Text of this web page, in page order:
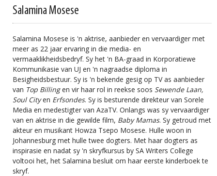
Salamina Mosese
Salamina Mosese is 'n aktrise, aanbieder en vervaardiger met
meer as 22 jaar ervaring in die media- en
vermaaklikheidsbedryf. Sy het 'n BA-graad in Korporatiewe
Kommunikasie van UJ en 'n nagraadse diploma in
Besigheidsbestuur. Sy is 'n bekende gesig op TV as aanbieder
van Top Billingen vir haar rol in reekse soos Sewende Laan,
Soul Cityen Erfsondes. Sy is besturende direkteur van Sorele
Media en medestigter van AzaTV. Onlangs was sy vervaardiger
van en aktrise in die gewilde film, Baby Mamas. Sy getroud met
akteur en musikant Howza Tsepo Mosese. Hulle woon in
Johannesburg met hulle twee dogters. Met haar dogters as
inspirasie en nadat sy 'n skryfkursus by SA Writers College
voltooi het, het Salamina besluit om haar eerste kinderboek te
skryf.